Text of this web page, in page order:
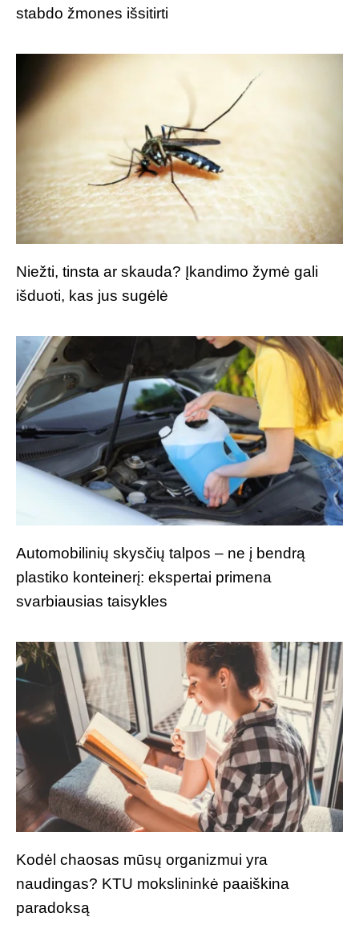
stabdo žmones išsitirti
Niežti, tinsta ar skauda? Įkandimo žymė gali
išduoti, kas jus sugėlė
Automobilinių skysčių talpos – ne į bendrą
plastiko konteinerį: ekspertai primena
svarbiausias taisykles
Kodėl chaosas mūsų organizmui yra
naudingas? KTU mokslininkė paaiškina
paradoksą